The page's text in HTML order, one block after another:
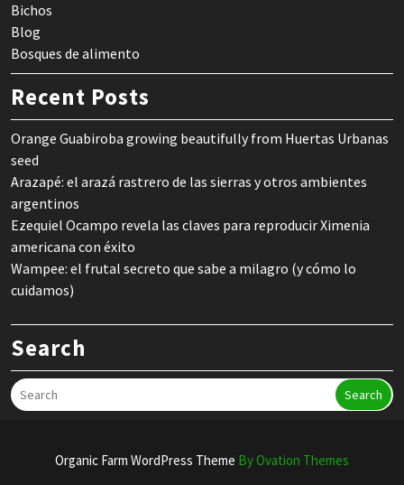
Bichos
Blog
Bosques de alimento
Recent Posts
Orange Guabiroba growing beautifully from Huertas Urbanas
seed
Arazapé: el arazá rastrero de las sierras y otros ambientes
argentinos
Ezequiel Ocampo revela las claves para reproducir Ximenia
americana con éxito
Wampee: el frutal secreto que sabe a milagro (y cómo lo
cuidamos)
Search
Search
Organic Farm WordPress Theme By Ovation Themes